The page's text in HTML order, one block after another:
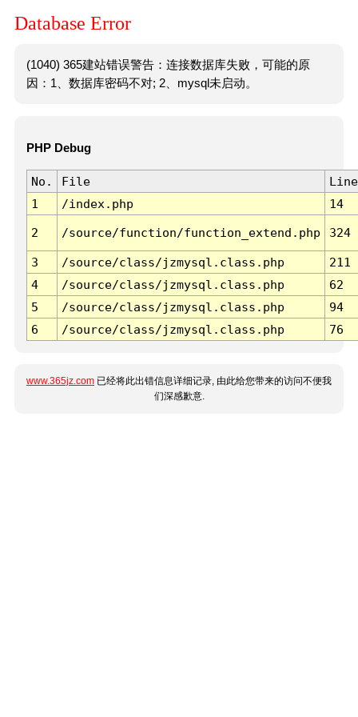
Database Error
(1040) 365建站错误警告：连接数据库失败，可能的原
因：1、数据库密码不对; 2、mysql未启动。
PHP Debug
No. File
Line
1
/index.php 14
2 /source/function/function_extend.php 324
3 /source/class/jzmysql.class.php
211
4
/source/class/jzmysql.class.php
62
5
/source/class/jzmysql.class.php
94
6
/source/class/jzmysql.class.php 76
www.365jz.com 已经将此出错信息详细记录, 由此给您带来的访问不便我
们深感歉意.